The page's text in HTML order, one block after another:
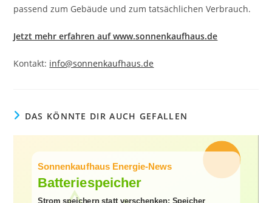
passend zum Gebäude und zum tatsächlichen Verbrauch.
Jetzt mehr erfahren auf www.sonnenkaufhaus.de
Kontakt: info@sonnenkaufhaus.de
DAS KÖNNTE DIR AUCH GEFALLEN